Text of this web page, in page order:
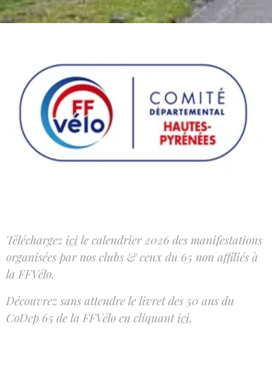
Téléchargezicile calendrier 2026des manifestations
organisées par nos clubs & ceux du 65 non affiliés à
la FFVélo.
Découvrez sans attendre le livret des 50 ans du
CoDep 65 de la FFVélo en cliquantici.